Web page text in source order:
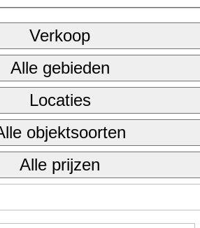
Verkoop
Alle gebieden
Locaties
objektsoorten
Alle prijzen
verhuur
→